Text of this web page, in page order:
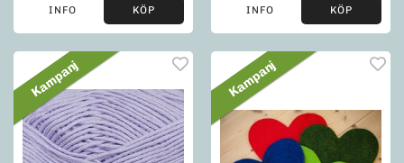
INFO KÖP INFO KÖP
Kampanj Kampanj